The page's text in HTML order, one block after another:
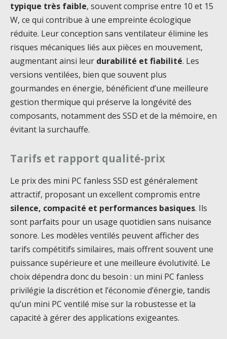
typique très faible, souvent comprise entre 10 et 15
W, ce qui contribue à une empreinte écologique
réduite. Leur conception sans ventilateur élimine les
risques mécaniques liés aux pièces en mouvement,
augmentant ainsi leur durabilité et fiabilité. Les
versions ventilées, bien que souvent plus
gourmandes en énergie, bénéficient d’une meilleure
gestion thermique qui préserve la longévité des
composants, notamment des SSD et de la mémoire, en
évitant la surchauffe.
Tarifs et rapport qualité-prix
Le prix des mini PC fanless SSD est généralement
attractif, proposant un excellent compromis entre
silence, compacité et performances basiques. Ils
sont parfaits pour un usage quotidien sans nuisance
sonore. Les modèles ventilés peuvent afficher des
tarifs compétitifs similaires, mais offrent souvent une
puissance supérieure et une meilleure évolutivité. Le
choix dépendra donc du besoin : un mini PC fanless
privilégie la discrétion et l’économie d’énergie, tandis
qu’un mini PC ventilé mise sur la robustesse et la
capacité à gérer des applications exigeantes.